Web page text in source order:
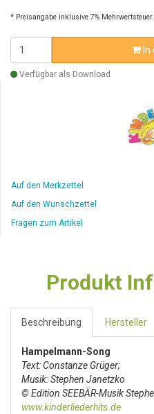
* Preisangabe inklusive 7% Mehrwertsteuer.
Verfügbar als Download
Auf den Merkzettel
Auf den Wunschzettel
Fragen zum Artikel
Produkt
Beschreibung Hersteller
Hampelmann-Song
Text: Constanze Grüger;
Musik: Stephen Janetzko
© Edition SEEBÄR-Musik
www.kinderliederhits.de